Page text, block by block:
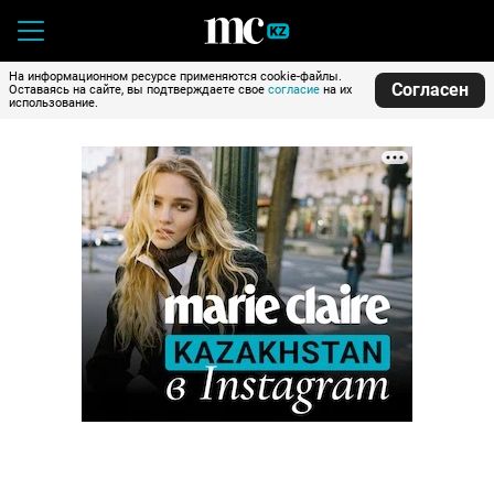
На информационном ресурсе применяются cookie-файлы.
Оставаясь на сайте, вы подтверждаете свое согласие на их
использование.
Согласен